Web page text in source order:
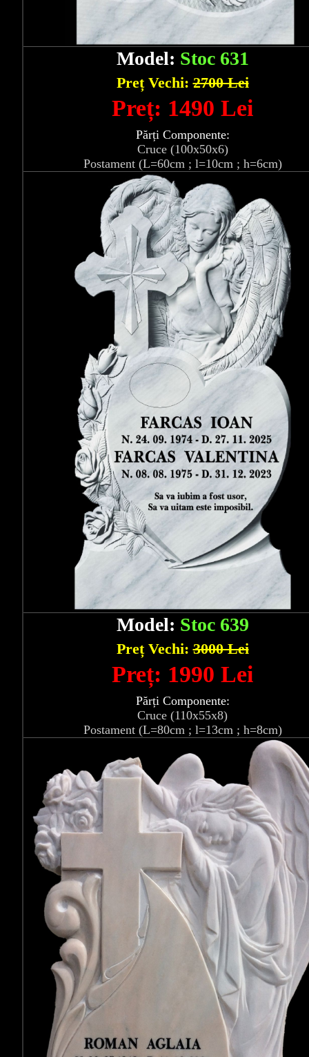
Model: Stoc 631
Preț Vechi:2700 Lei
Preț: 1490 Lei
Părți Componente:
Cruce (100x50x6)
Postament (L=60cm ; l=10cm ; h=6cm)
Model: Stoc 639
Preț Vechi:3000 Lei
Preț: 1990 Lei
Părți Componente:
Cruce (110x55x8)
Postament (L=80cm ; l=13cm ; h=8cm)